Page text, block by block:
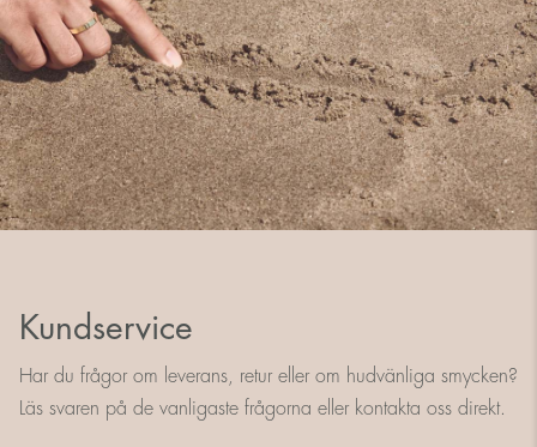
Kundservice
Har du frågor om leverans, retur eller om hudvänliga smycken?
Läs svaren på de vanligaste frågorna eller kontakta oss direkt.